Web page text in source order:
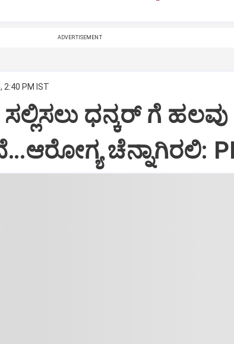
ADVERTISEMENT
2:40 PM IST
ಸಲ್ಲಿಸಲು ಧನ್ಕರ್‌ ಗೆ ಹಲವು
ಚೆನ್ನಾಗಿರಲಿ: